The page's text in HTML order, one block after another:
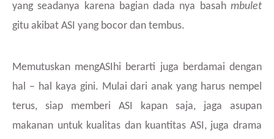
yang seadanya karena bagian dada nya basah mbulet
gitu akibat ASI yang bocor dan tembus.
Memutuskan mengASIhi berarti juga berdamai dengan
hal – hal kaya gini. Mulai dari anak yang harus nempel
terus, siap memberi ASI kapan saja, jaga asupan
makanan untuk kualitas dan kuantitas ASI, juga drama